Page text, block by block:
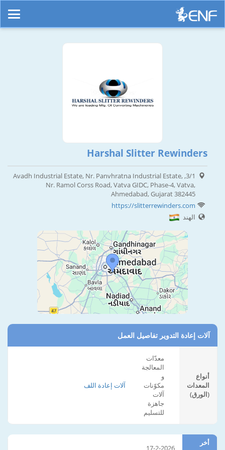
Harshal Slitter Rewinders
3/1, Avadh Industrial Estate, Nr. Panvhratna Industrial Estate,
Nr. Ramol Corss Road, Vatva GIDC, Phase-4, Vatva,
Ahmedabad, Gujarat 382445
https://slitterrewinders.com
الهند
آلات إعادة التدوير تفاصيل العمل
أنواع
المعدات
(الورق)
معدّات
المعالجة
و
مكوّنات
آلات
جاهزة
للتسليم
آلات إعادة اللف
أخر
17-2-2026